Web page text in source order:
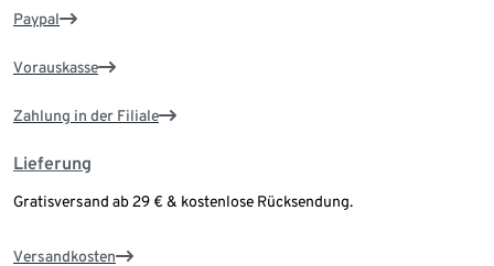
Paypal
Vorauskasse
Zahlung in der Filiale
Lieferung
Gratisversand ab 29 € & kostenlose Rücksendung.
Versandkosten